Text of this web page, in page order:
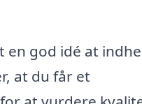
en god idé at
at du får et